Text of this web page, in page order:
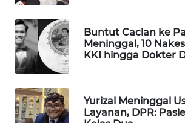
Buntut Cacian ke
Meninggal, 10
KKI hingga Dokter
Yurizal Meninggal
Layanan, DPR:
MAWAKA
ID
MARTABAT
PLN